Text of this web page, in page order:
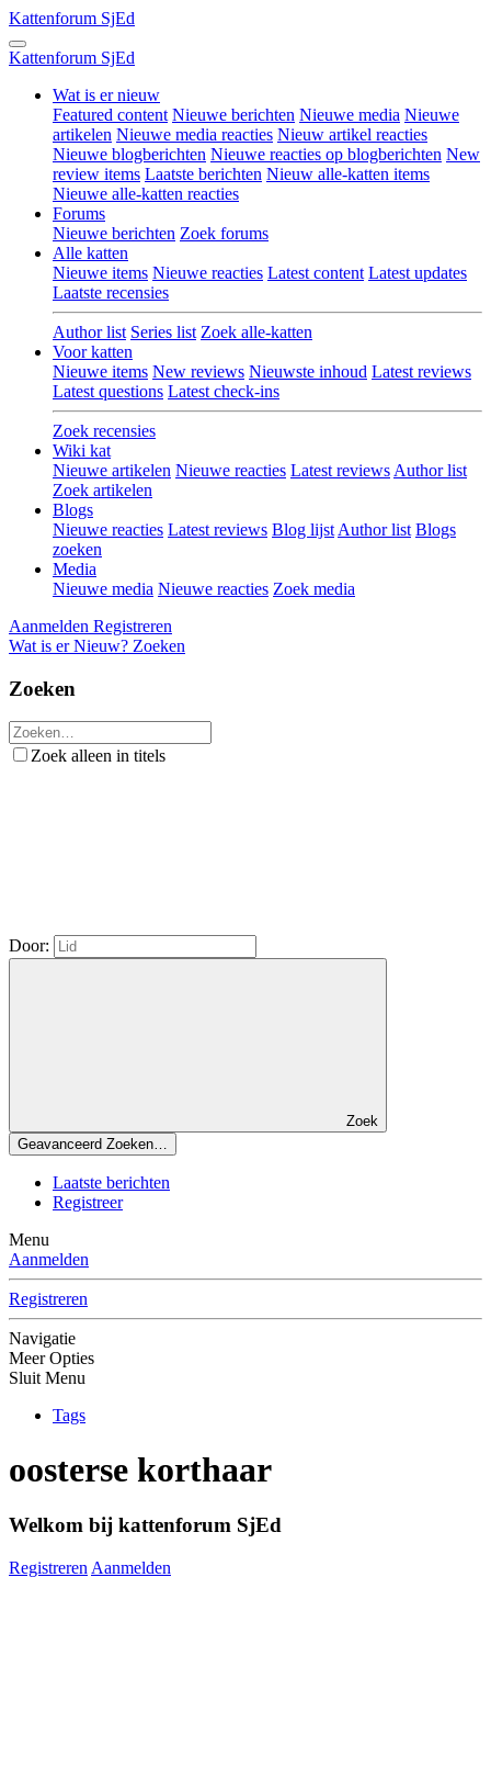
Kattenforum SjEd
Kattenforum SjEd
Wat is er nieuw
Featured content Nieuwe berichten Nieuwe media Nieuwe
artikelen Nieuwe media reacties Nieuw artikel reacties
Nieuwe blogberichten Nieuwe reacties op blogberichten New
review items Laatste berichten Nieuw alle-katten items
Nieuwe alle-katten reacties
Forums
Nieuwe berichten Zoek forums
Alle katten
Nieuwe items Nieuwe reacties Latest content Latest updates
Laatste recensies
Author list Series list Zoek alle-katten
Voor katten
Nieuwe items New reviews Nieuwste inhoud Latest reviews
Latest questions Latest check-ins
Zoek recensies
Wiki kat
Nieuwe artikelen Nieuwe reacties Latest reviews Author list
Zoek artikelen
Blogs
Nieuwe reacties Latest reviews Blog lijst Author list Blogs
zoeken
Media
Nieuwe media Nieuwe reacties Zoek media
Aanmelden Registreren
Wat is er Nieuw? Zoeken
Zoeken
Zoek alleen in titels
Door:
Zoek
Geavanceerd Zoeken…
Laatste berichten
Registreer
Menu
Aanmelden
Registreren
Navigatie
Meer Opties
Sluit Menu
Tags
oosterse korthaar
Welkom bij kattenforum SjEd
Registreren Aanmelden